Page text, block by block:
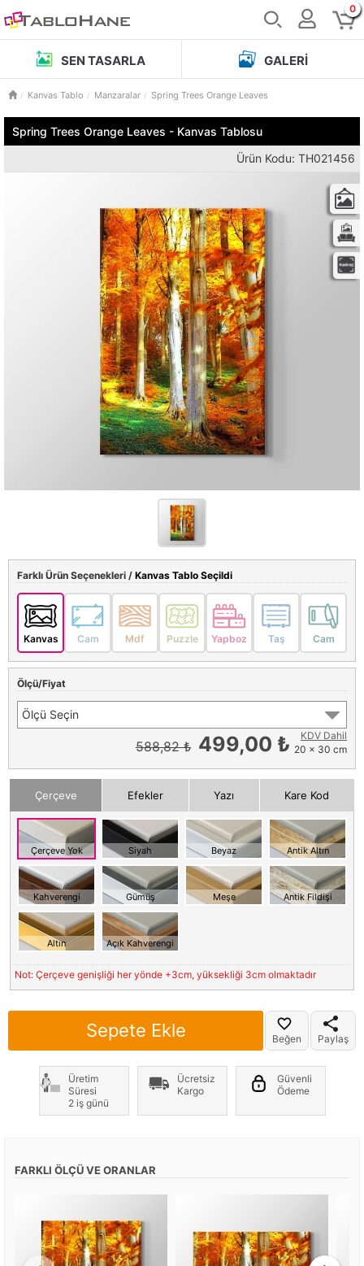
0
SEN TASARLA GALERI
Kanvas Tablo Manzaralar Spring Trees Orange Leaves
Spring Trees Orange Leaves - Kanvas Tablosu
Ürün Kodu: TH021456
Farklı Ürün Seçenekleri / Kanvas Tablo Seçildi
Kanvas Cam Mdf Puzzle Yapboz Taş Cam
Ölçü/Fiyat
Ölçü Seçin
588,82 ₺ 499,00 ₺
KDV Dahil
20 x 30 cm
Çerçeve Efekler Yazı Kare Kod
Çerçeve Yok Siyah Beyaz Antik Altın
Kahverengi Gümüş Meşe Antik Fildişi
Altın Açık Kahverengi
Not: Çerçeve genişliği her yönde +3cm, yüksekliği 3cm olmaktadır
Sepete Ekle Beğen Paylaş
Üretim
Süresi
2 iş günü
Ücretsiz
Kargo
Güvenli
Ödeme
FARKLI ÖLÇÜ VE ORANLAR